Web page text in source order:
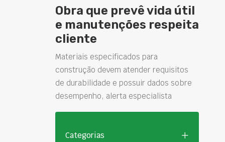
Obra que prevê vida útil
e manutenções respeita
cliente
Materiais especificados para
construção devem atender requisitos
de durabilidade e possuir dados sobre
desempenho, alerta especialista
Categorias